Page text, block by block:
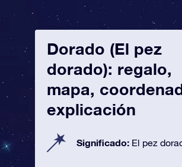
Dorado (El pez
dorado): regalo,
mapa,
explicación
Significado: El pez